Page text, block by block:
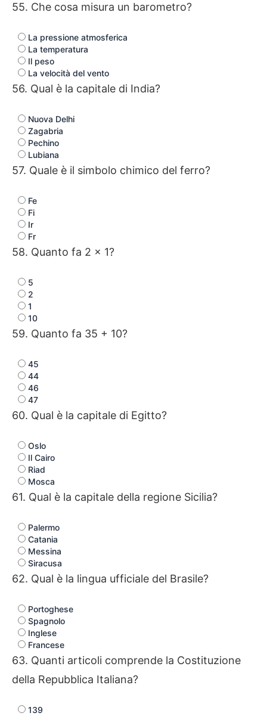
55. Che cosa misura un barometro?
La pressione atmosferica
La temperatura
Il peso
La velocità del vento
56. Qual è la capitale di India?
Nuova Delhi
Zagabria
Pechino
Lubiana
57. Quale è il simbolo chimico del ferro?
Fe
Fi
Ir
Fr
58. Quanto fa 2 × 1?
5
2
1
10
59. Quanto fa 35 + 10?
45
44
46
47
60. Qual è la capitale di Egitto?
Oslo
Il Cairo
Riad
Mosca
61. Qual è la capitale della regione Sicilia?
Palermo
Catania
Messina
Siracusa
62. Qual è la lingua ufficiale del Brasile?
Portoghese
Spagnolo
Inglese
Francese
63. Quanti articoli comprende la Costituzione
della Repubblica Italiana?
139